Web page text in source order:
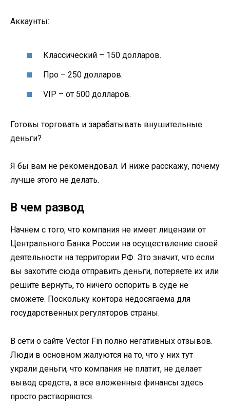
Аккаунты:
Классический – 150 долларов.
Про – 250 долларов.
VIP – от 500 долларов.
Готовы торговать и зарабатывать внушительные
деньги?
Я бы вам не рекомендовал. И ниже расскажу, почему
лучше этого не делать.
В чем развод
Начнем с того, что компания не имеет лицензии от
Центрального Банка России на осуществление своей
деятельности на территории РФ. Это значит, что если
вы захотите сюда отправить деньги, потеряете их или
решите вернуть, то ничего оспорить в суде не
сможете. Поскольку контора недосягаема для
государственных регуляторов страны.
В сети о сайте Vector Fin полно негативных отзывов.
Люди в основном жалуются на то, что у них тут
украли деньги, что компания не платит, не делает
вывод средств, а все вложенные финансы здесь
просто растворяются.